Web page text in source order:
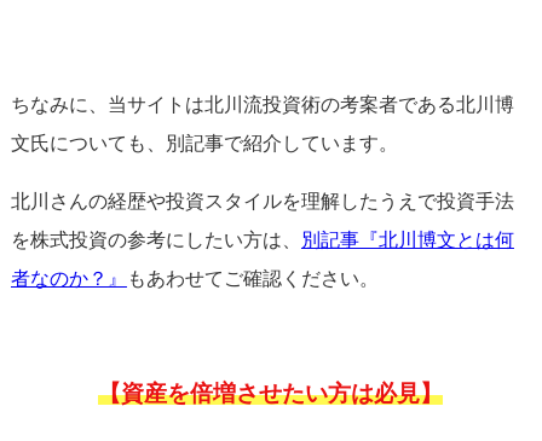
ちなみに、当サイトは北川流投資術の考案者である北川博
文氏についても、別記事で紹介しています。
北川さんの経歴や投資スタイルを理解したうえで投資手法
を株式投資の参考にしたい方は、
別記事『北川博文とは何
者なのか？』
もあわせてご確認ください。
【資産を倍増させたい方は必見】